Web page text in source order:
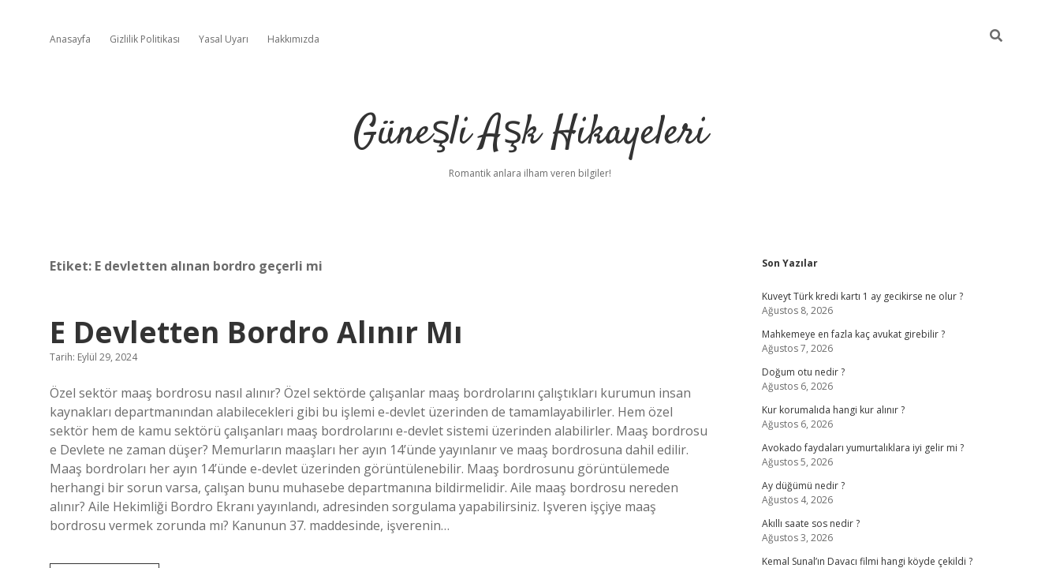
Anasayfa Gizlilik Politikası Yasal Uyarı Hakkımızda
Güneşli Aşk Hikayeleri
Romantik anlara ilham veren bilgiler!
Etiket: E devletten alınan bordro geçerli mi
E Devletten Bordro Alınır Mı
Tarih: Eylül 29, 2024
Özel sektör maaş bordrosu nasıl alınır? Özel sektörde çalışanlar maaş bordrolarını çalıştıkları kurumun insan
kaynakları departmanından alabilecekleri gibi bu işlemi e-devlet üzerinden de tamamlayabilirler. Hem özel
sektör hem de kamu sektörü çalışanları maaş bordrolarını e-devlet sistemi üzerinden alabilirler. Maaş bordrosu
e Devlete ne zaman düşer? Memurların maaşları her ayın 14’ünde yayınlanır ve maaş bordrosuna dahil edilir.
Maaş bordroları her ayın 14’ünde e-devlet üzerinden görüntülenebilir. Maaş bordrosunu görüntülemede
herhangi bir sorun varsa, çalışan bunu muhasebe departmanına bildirmelidir. Aile maaş bordrosu nereden
alınır? Aile Hekimliği Bordro Ekranı yayınlandı, adresinden sorgulama yapabilirsiniz. Işveren işçiye maaş
bordrosu vermek zorunda mı? Kanunun 37. maddesinde, işverenin…
Sidebar
Son Yazılar
Kuveyt Türk kredi kartı 1 ay gecikirse ne olur ?
Ağustos 8, 2026
Mahkemeye en fazla kaç avukat girebilir ?
Ağustos 7, 2026
Doğum otu nedir ?
Ağustos 6, 2026
Kur korumalıda hangi kur alınır ?
Ağustos 6, 2026
Avokado faydaları yumurtalıklara iyi gelir mi ?
Ağustos 5, 2026
Ay düğümü nedir ?
Ağustos 4, 2026
Akıllı saate sos nedir ?
Ağustos 3, 2026
Kemal Sunal’ın Davacı filmi hangi köyde çekildi ?
betci